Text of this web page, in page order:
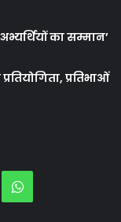
का सम्मान’
प्रतिभाओं
WhatsApp